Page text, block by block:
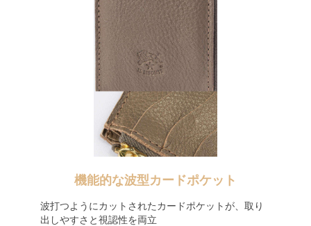
機能的な波型カードポケット
波打つようにカットされたカードポケットが、取り
出しやすさと視認性を両立